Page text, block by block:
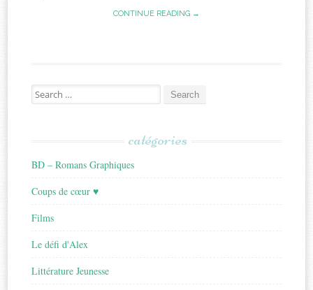
CONTINUE READING →
Search
for:
catégories
BD – Romans Graphiques
Coups de cœur ♥
Films
Le défi d'Alex
Littérature Jeunesse